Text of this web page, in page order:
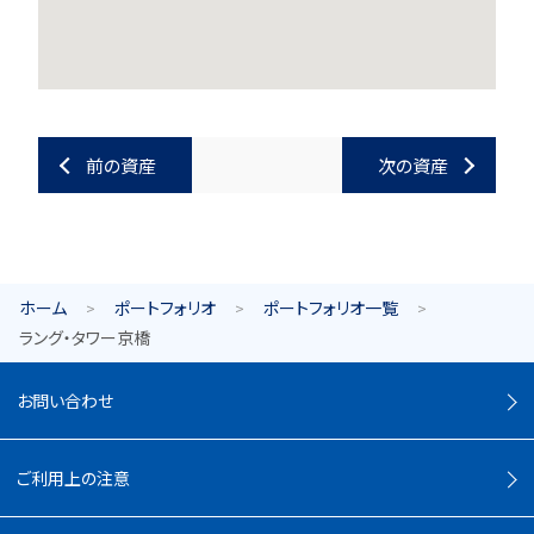
前の資産 次の資産
ホーム ポートフォリオ
ポートフォリオ一覧
ラング・タワー京橋
お問い合わせ
ご利用上の注意